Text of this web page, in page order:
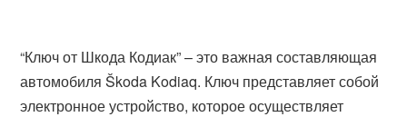
“Ключ от Шкода Кодиак” – это важная составляющая
автомобиля Škoda Kodiaq. Ключ представляет собой
электронное устройство, которое осуществляет